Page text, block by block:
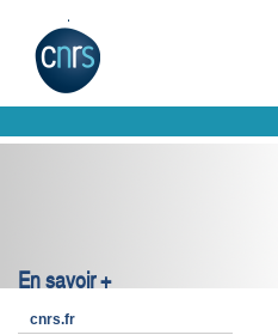
En savoir +
cnrs.fr